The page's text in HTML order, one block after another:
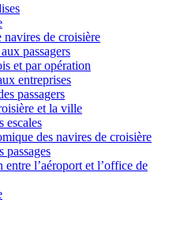
navires de croisière
passagers
et par opération
entreprises
passagers
et la ville
escales
des navires de croisière
passages
l’aéroport et l’office de